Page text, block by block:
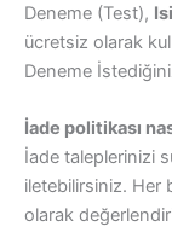
Deneme (Test),
ücretsiz olarak
Deneme
İade politikası
İade taleplerinizi
iletebilirsiniz. Her
olarak